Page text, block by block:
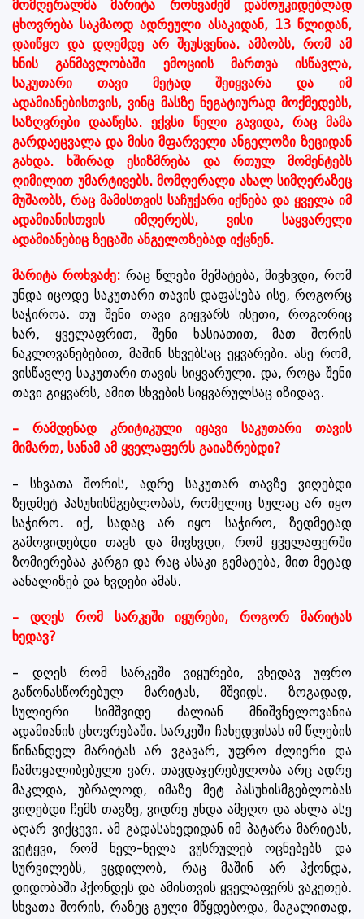
მომღერალმა მარიტა როხვაძემ დამოუკიდებლად
ცხოვრება საკმაოდ ადრეული ასაკიდან, 13 წლიდან,
დაიწყო და დღემდე არ შეუსვენია. ამბობს, რომ ამ
ხნის განმავლობაში ემოციის მართვა ისწავლა,
საკუთარი თავი მეტად შეიყვარა და იმ
ადამიანებისთვის, ვინც მასზე ნეგატიურად მოქმედებს,
საზღვრები დააწესა. ექვსი წელი გავიდა, რაც მამა
გარდაეცვალა და მისი მფარველი ანგელოზი ზეციდან
გახდა. ხშირად ესიზმრება და რთულ მომენტებს
ღიმილით უმარტივებს. მომღერალი ახალ სიმღერაზეც
მუშაობს, რაც მამისთვის საჩუქარი იქნება და ყველა იმ
ადამიანისთვის იმღერებს, ვისი საყვარელი
ადამიანებიც ზეცაში ანგელოზებად იქცნენ.
მარიტა როხვაძე: რაც წლები მემატება, მივხვდი, რომ
უნდა იცოდე საკუთარი თავის დაფასება ისე, როგორც
საჭიროა. თუ შენი თავი გიყვარს ისეთი, როგორიც
ხარ, ყველაფრით, შენი ხასიათით, მათ შორის
ნაკლოვანებებით, მაშინ სხვებსაც ეყვარები. ასე რომ,
ვისწავლე საკუთარი თავის სიყვარული. და, როცა შენი
თავი გიყვარს, ამით სხვების სიყვარულსაც იზიდავ.
– რამდენად კრიტიკული იყავი საკუთარი თავის
მიმართ, სანამ ამ ყველაფერს გაიაზრებდი?
– სხვათა შორის, ადრე საკუთარ თავზე ვიღებდი
ზედმეტ პასუხისმგებლობას, რომელიც სულაც არ იყო
საჭირო. იქ, სადაც არ იყო საჭირო, ზედმეტად
გამოვიდებდი თავს და მივხვდი, რომ ყველაფერში
ზომიერებაა კარგი და რაც ასაკი გემატება, მით მეტად
აანალიზებ და ხვდები ამას.
– დღეს რომ სარკეში იყურები, როგორ მარიტას
ხედავ?
– დღეს რომ სარკეში ვიყურები, ვხედავ უფრო
გაწონასწორებულ მარიტას, მშვიდს. ზოგადად,
სულიერი სიმშვიდე ძალიან მნიშვნელოვანია
ადამიანის ცხოვრებაში. სარკეში ჩახედვისას იმ წლების
წინანდელ მარიტას არ ვგავარ, უფრო ძლიერი და
ჩამოყალიბებული ვარ. თავდაჯერებულობა არც ადრე
მაკლდა, უბრალოდ, იმაზე მეტ პასუხისმგებლობას
ვიღებდი ჩემს თავზე, ვიდრე უნდა ამეღო და ახლა ასე
აღარ ვიქცევი. ამ გადასახედიდან იმ პატარა მარიტას,
ვეტყვი, რომ ნელ-ნელა ვუსრულებ ოცნებებს და
სურვილებს, ვცდილობ, რაც მაშინ არ ჰქონდა,
დიდობაში ჰქონდეს და ამისთვის ყველაფერს ვაკეთებ.
სხვათა შორის, რაზეც გული მწყდებოდა, მაგალითად,